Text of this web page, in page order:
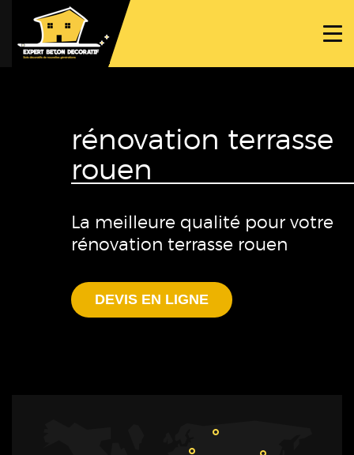
PROJETS
TRAVAUX SPÉCIFIQUES
NOUS CONTACTER
rénovation terrasse
rouen
La meilleure qualité pour votre
rénovation terrasse rouen
DEVIS EN LIGNE